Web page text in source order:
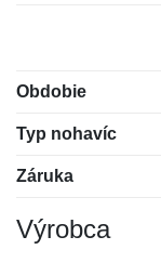
Obdobie
Typ nohavíc
Záruka
Výrobca